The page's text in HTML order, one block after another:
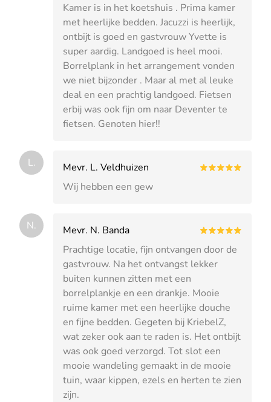
Kamer is in het koetshuis . Prima kamer
met heerlijke bedden. Jacuzzi is heerlijk,
ontbijt is goed en gastvrouw Yvette is
super aardig. Landgoed is heel mooi.
Borrelplank in het arrangement vonden
we niet bijzonder . Maar al met al leuke
deal en een prachtig landgoed. Fietsen
erbij was ook fijn om naar Deventer te
fietsen. Genoten hier!!
L.
Mevr. L. Veldhuizen
Wij hebben een gew
N.
Mevr. N. Banda
Prachtige locatie, fijn ontvangen door de
gastvrouw. Na het ontvangst lekker
buiten kunnen zitten met een
borrelplankje en een drankje. Mooie
ruime kamer met een heerlijke douche
en fijne bedden. Gegeten bij KriebelZ,
wat zeker ook aan te raden is. Het ontbijt
was ook goed verzorgd. Tot slot een
mooie wandeling gemaakt in de mooie
tuin, waar kippen, ezels en herten te zien
zijn.